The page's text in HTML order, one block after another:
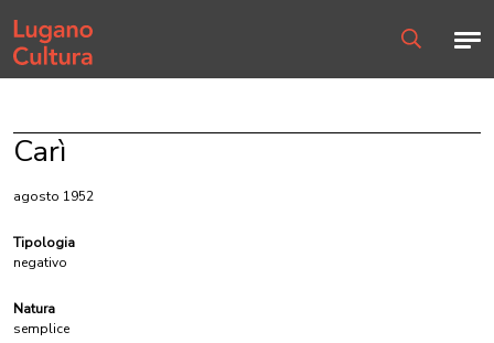
Home page
Carì
agosto 1952
Tipologia
negativo
Natura
semplice